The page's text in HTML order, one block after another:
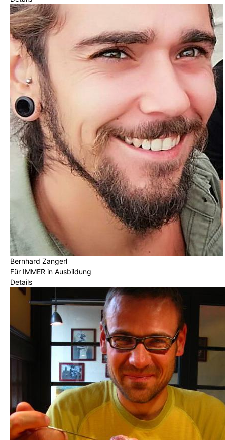
Bernhard Zangerl
Für IMMER in Ausbildung
Details